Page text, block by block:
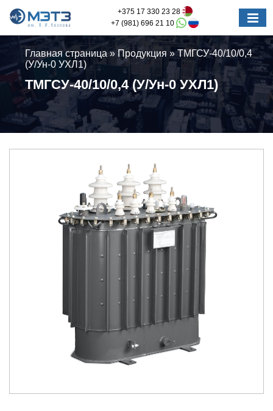
+375 17 330 23 28
+7 (981) 696 21 10
Главная страница» Продукция »ТМГСУ-40/10/0,4
(У/Ун-0 УХЛ1)
ТМГСУ-40/10/0,4 (У/Ун-0 УХЛ1)